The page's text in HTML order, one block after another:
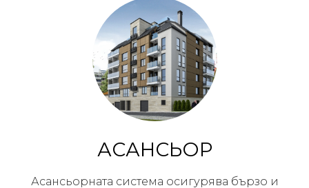
АСАНСЬОР
Асансьорната система осигурява бързо и